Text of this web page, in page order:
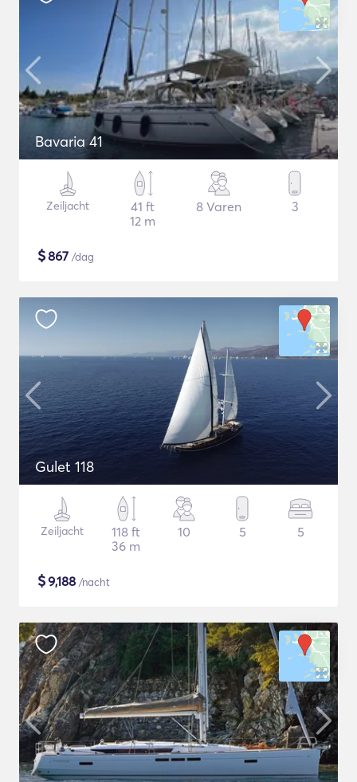
Bavaria 41
Zeiljacht
41 ft
12 m
8 Varen 3
$867 /dag
Gulet 118
Zeiljacht
118 ft
36 m
10 5 5
$9,188 /nacht